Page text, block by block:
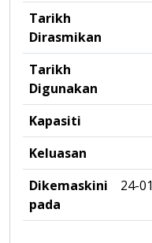
Tarikh
Dirasmikan
Tarikh
Digunakan
Kapasiti
Keluasan
Dikemaskini
pada
24-